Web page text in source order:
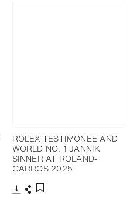
ROLEX TESTIMONEE AND
WORLD NO. 1 JANNIK
SINNER AT ROLAND-
GARROS 2025